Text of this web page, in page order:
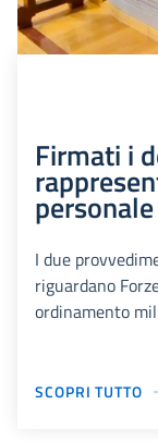
Firmati i
I due
riguardano
ordinamento
SCOPRI TUTTO